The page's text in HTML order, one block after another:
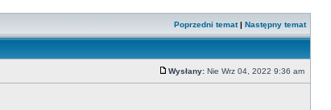
Poprzedni temat| Następny temat
Wysłany: Nie Wrz 04, 2022 9:36 am